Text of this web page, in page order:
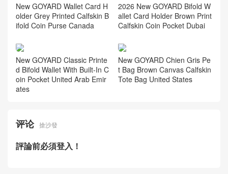
New GOYARD Wallet Card H
older Grey Printed Calfskin B
ifold Coin Purse Canada
2026 New GOYARD Bifold W
allet Card Holder Brown Print
Calfskin Coin Pocket Dubai
New GOYARD Classic Printe
d Bifold Wallet With Built-In C
oin Pocket United Arab Emir
ates
New GOYARD Chien Gris Pe
t Bag Brown Canvas Calfskin
Tote Bag United States
评论 搶沙發
評論前必須登入！